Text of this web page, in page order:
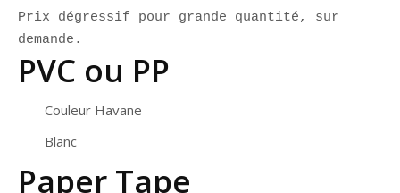
Prix dégressif pour grande quantité, sur
demande.
PVC ou PP
Couleur Havane
Blanc
Paper Tape